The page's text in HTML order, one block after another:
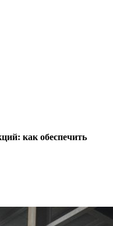
как обеспечить